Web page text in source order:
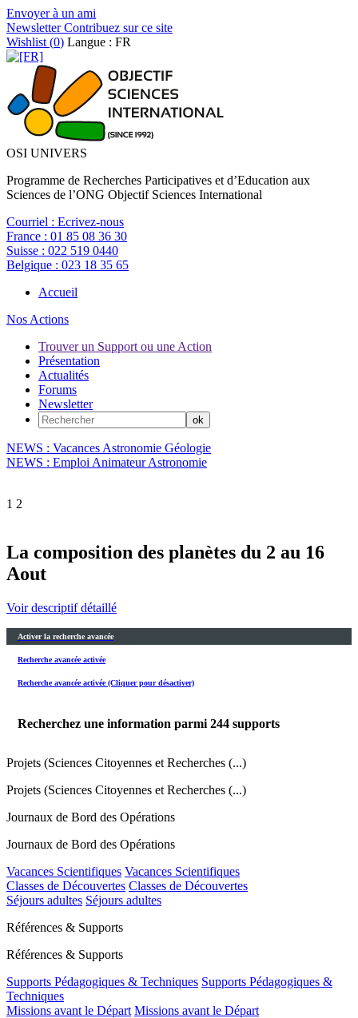
Envoyer à un ami
NewsletterContribuez sur ce site
Wishlist (0) Langue : FR
OSI UNIVERS
Programme de Recherches Participatives et d’Education aux
Sciences de l’ONG Objectif Sciences International
Courriel : Ecrivez-nous
France : 01 85 08 36 30
Suisse : 022 519 0440
Belgique : 023 18 35 65
Accueil
Nos Actions
Trouver un Support ou une Action
Présentation
Actualités
Forums
Newsletter
NEWS : Vacances Astronomie Géologie
NEWS : Emploi Animateur Astronomie
1 2
La composition des planètes du 2 au 16
Aout
Voir descriptif détaillé
Activer la recherche avancée
Recherche avancée activée
Recherche avancée activée (Cliquer pour désactiver)
Recherchez une information parmi 244 supports
Projets (Sciences Citoyennes et Recherches (...)
Projets (Sciences Citoyennes et Recherches (...)
Journaux de Bord des Opérations
Journaux de Bord des Opérations
Vacances Scientifiques Vacances Scientifiques
Classes de Découvertes Classes de Découvertes
Séjours adultes Séjours adultes
Références & Supports
Références & Supports
Supports Pédagogiques & Techniques Supports Pédagogiques &
Techniques
Missions avant le Départ Missions avant le Départ